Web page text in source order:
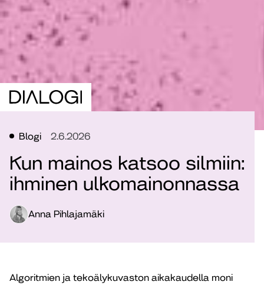
Blogi 2.6.2026
Kun mainos katsoo silmiin:
ihminen ulkomainonnassa
Anna Pihlajamäki
Algoritmien ja tekoälykuvaston aikakaudella moni